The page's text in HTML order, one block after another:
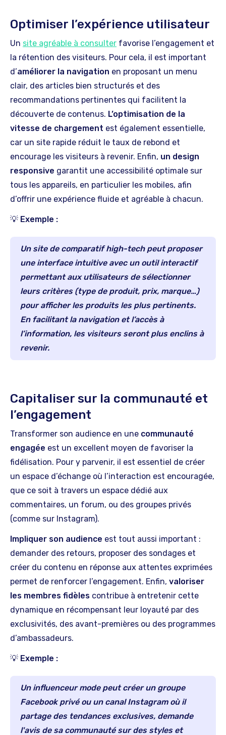
Optimiser l’expérience utilisateur
Un site agréable à consulter favorise l’engagement et
la rétention des visiteurs. Pour cela, il est important
d’améliorer la navigation en proposant un menu
clair, des articles bien structurés et des
recommandations pertinentes qui facilitent la
découverte de contenus. L’optimisation de la
vitesse de chargement est également essentielle,
car un site rapide réduit le taux de rebond et
encourage les visiteurs à revenir. Enfin, un design
responsive garantit une accessibilité optimale sur
tous les appareils, en particulier les mobiles, afin
d’offrir une expérience fluide et agréable à chacun.
💡 Exemple :
Un site de comparatif high-tech peut proposer
une interface intuitive avec un outil interactif
permettant aux utilisateurs de sélectionner
leurs critères (type de produit, prix, marque…)
pour afficher les produits les plus pertinents.
En facilitant la navigation et l’accès à
l’information, les visiteurs seront plus enclins à
revenir.
Capitaliser sur la communauté et
l’engagement
Transformer son audience en une communauté
engagée est un excellent moyen de favoriser la
fidélisation. Pour y parvenir, il est essentiel de créer
un espace d’échange où l’interaction est encouragée,
que ce soit à travers un espace dédié aux
commentaires, un forum, ou des groupes privés
(comme sur Instagram).
Impliquer son audience est tout aussi important :
demander des retours, proposer des sondages et
créer du contenu en réponse aux attentes exprimées
permet de renforcer l’engagement. Enfin, valoriser
les membres fidèles contribue à entretenir cette
dynamique en récompensant leur loyauté par des
exclusivités, des avant-premières ou des programmes
d’ambassadeurs.
💡 Exemple :
Un influenceur mode peut créer un groupe
Facebook privé ou un canal Instagram où il
partage des tendances exclusives, demande
l'avis de sa communauté sur des styles et